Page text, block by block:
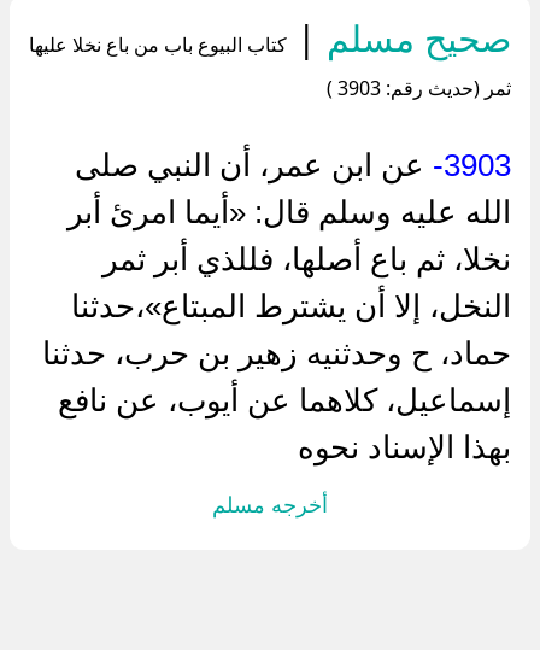
صحيح مسلم |
كتاب البيوع باب من باع نخلا عليها
ثمر (حديث رقم: 3903 )
3903-
عن ابن عمر، أن النبي صلى
الله عليه وسلم قال: «أيما امرئ أبر
نخلا، ثم باع أصلها، فللذي أبر ثمر
النخل، إلا أن يشترط المبتاع»،حدثنا
حماد، ح وحدثنيه زهير بن حرب، حدثنا
إسماعيل، كلاهما عن أيوب، عن نافع
بهذا الإسناد نحوه
أخرجه مسلم